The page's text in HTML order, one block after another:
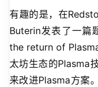
有趣的是，在
Buterin发表了一篇
the return of
太坊生态的Plasma
来改进Plasma方案